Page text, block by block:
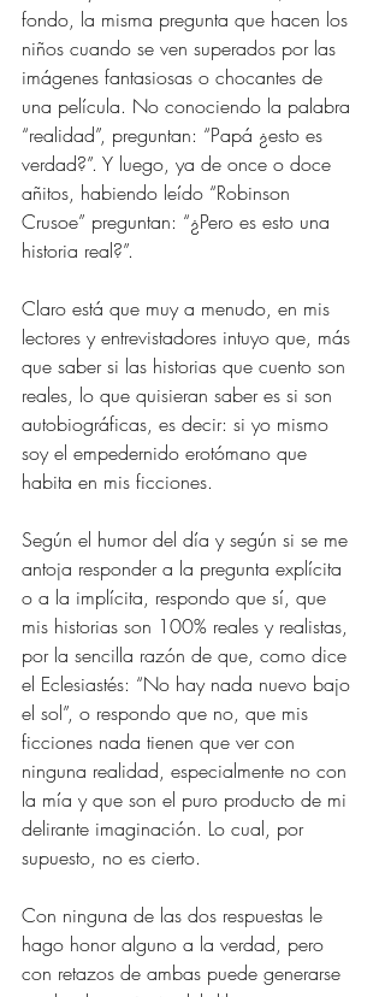
fondo, la misma pregunta que hacen los
niños cuando se ven superados por las
imágenes fantasiosas o chocantes de
una película. No conociendo la palabra
“realidad”, preguntan: “Papá ¿esto es
verdad?”. Y luego, ya de once o doce
añitos, habiendo leído “Robinson
Crusoe” preguntan: “¿Pero es esto una
historia real?”.
Claro está que muy a menudo, en mis
lectores y entrevistadores intuyo que, más
que saber si las historias que cuento son
reales, lo que quisieran saber es si son
autobiográficas, es decir: si yo mismo
soy el empedernido erotómano que
habita en mis ficciones.
Según el humor del día y según si se me
antoja responder a la pregunta explícita
o a la implícita, respondo que sí, que
mis historias son 100% reales y realistas,
por la sencilla razón de que, como dice
el Eclesiastés: “No hay nada nuevo bajo
el sol”, o respondo que no, que mis
ficciones nada tienen que ver con
ninguna realidad, especialmente no con
la mía y que son el puro producto de mi
delirante imaginación. Lo cual, por
supuesto, no es cierto.
Con ninguna de las dos respuestas le
hago honor alguno a la verdad, pero
con retazos de ambas puede generarse